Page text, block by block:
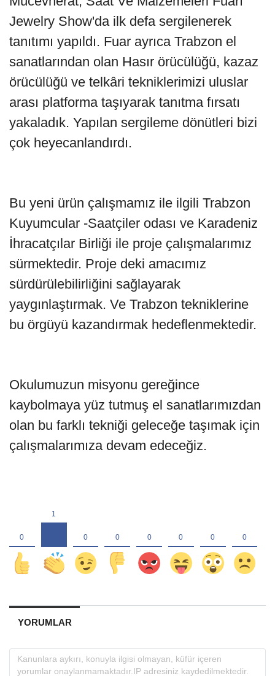
Jewelry Show'da ilk defa sergilenerek
tanıtımı yapıldı. Fuar ayrıca Trabzon el
sanatlarından olan Hasır örücülüğü, kazaz
örücülüğü ve telkâri tekniklerimizi uluslar
arası platforma taşıyarak tanıtma fırsatı
yakaladık. Yapılan sergileme dönütleri bizi
çok heyecanlandırdı.
Bu yeni ürün çalışmamız ile ilgili Trabzon
Kuyumcular -Saatçiler odası ve Karadeniz
İhracatçılar Birliği ile proje çalışmalarımız
sürmektedir. Proje deki amacımız
sürdürülebilirliğini sağlayarak
yaygınlaştırmak. Ve Trabzon tekniklerine
bu örgüyü kazandırmak hedeflenmektedir.
Okulumuzun misyonu gereğince
kaybolmaya yüz tutmuş el sanatlarımızdan
olan bu farklı tekniği geleceğe taşımak için
çalışmalarımıza devam edeceğiz.
YORUMLAR